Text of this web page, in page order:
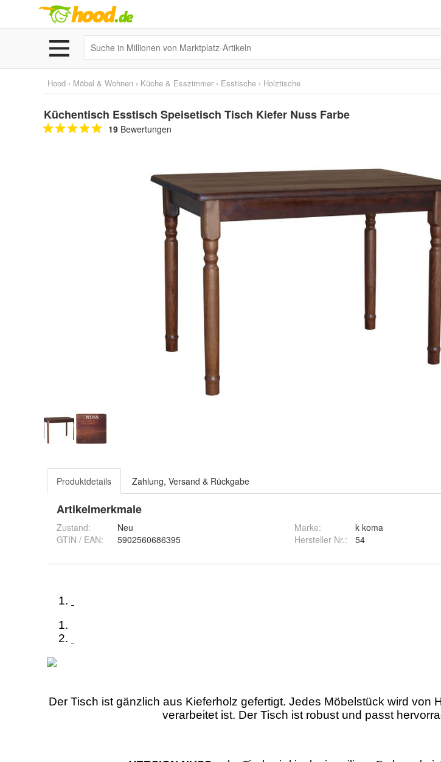
Hood › Möbel & Wohnen › Küche & Esszimmer › Esstische › Holztische
Küchentisch Esstisch Speisetisch Tisch Kiefer Nuss Farbe
19 Bewertungen
Produktdetails Zahlung, Versand & Rückgabe
Artikelmerkmale
Zustand:
Neu
GTIN / EAN:
5902560686395
Marke:
k koma
Hersteller Nr.:
54